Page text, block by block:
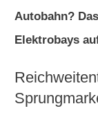
Autobahn?
Elektrobays